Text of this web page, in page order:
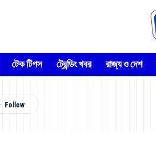
টেক টিপস ট্রেন্ডিং খবর রাজ্য ও দেশ